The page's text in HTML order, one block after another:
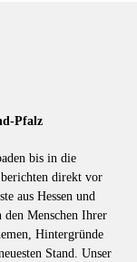
Pfalz
bis in die
direkt vor
aus Hessen und
Menschen Ihrer
Hintergründe
Stand. Unser